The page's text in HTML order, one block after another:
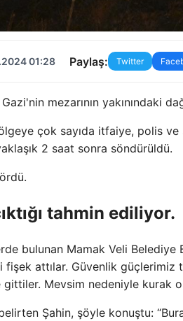
01:28 Paylaş: Twitter
mezarının yakınındaki
çok sayıda itfaiye, polis
2 saat sonra söndürüldü.
tahmin ediliyor.
bulunan Mamak Veli
fişek attılar. Güvenlik güçlerimiz
Mevsim nedeniyle kurak
Şahin, şöyle konuştu: